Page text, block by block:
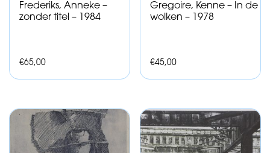
Frederiks, Anneke –
zonder titel – 1984
€65,00
Gregoire, Kenne – In de
wolken – 1978
€45,00